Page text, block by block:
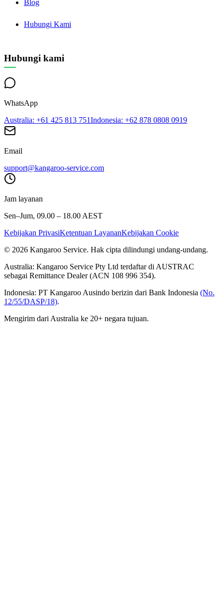
Blog
Hubungi Kami
Hubungi kami
WhatsApp
Australia: +61 425 813 751Indonesia: +62 878 0808 0919
Email
support@kangaroo-service.com
Jam layanan
Sen–Jum, 09.00 – 18.00 AEST
Kebijakan PrivasiKetentuan LayananKebijakan Cookie
© 2026 Kangaroo Service. Hak cipta dilindungi undang-undang.
Australia: Kangaroo Service Pty Ltd terdaftar di AUSTRAC
sebagai Remittance Dealer (ACN 108 996 354).
Indonesia: PT Kangaroo Ausindo berizin dari Bank Indonesia (No.
12/55/DASP/18).
Mengirim dari Australia ke 20+ negara tujuan.